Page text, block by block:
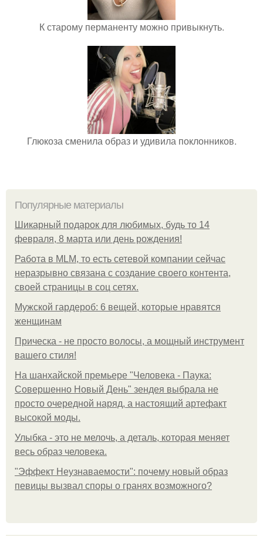
К старому перманенту можно привыкнуть.
Глюкоза сменила образ и удивила поклонников.
Популярные материалы
Шикарный подарок для любимых, будь то 14
февраля, 8 марта или день рождения!
Работа в MLM, то есть сетевой компании сейчас
неразрывно связана с создание своего контента,
своей страницы в соц сетях.
Мужской гардероб: 6 вещей, которые нравятся
женщинам
Прическа - не просто волосы, а мощный инструмент
вашего стиля!
На шанхайской премьере "Человека - Паука:
Совершенно Новый День" зендея выбрала не
просто очередной наряд, а настоящий артефакт
высокой моды.
Улыбка - это не мелочь, а деталь, которая меняет
весь образ человека.
"Эффект Неузнаваемости": почему новый образ
певицы вызвал споры о гранях возможного?